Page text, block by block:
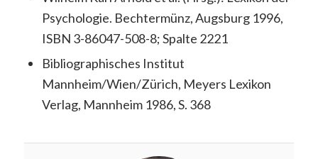
Psychologie. Bechtermünz, Augsburg 1996,
ISBN 3-86047-508-8; Spalte 2221
Bibliographisches Institut
Mannheim/Wien/Zürich, Meyers Lexikon
Verlag, Mannheim 1986, S. 368